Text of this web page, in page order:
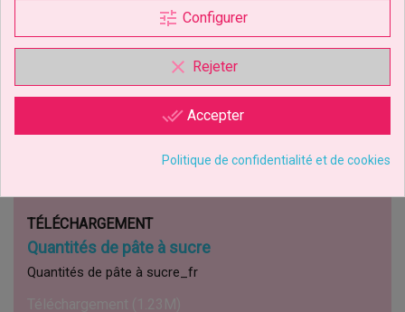
Végan
Végétarien
Végétalien
Références spécifiques
8051277120115
TÉLÉCHARGEMENT
Quantités de pâte à sucre
Quantités de pâte à sucre_fr
tune Configurer
clear Rejeter
done_all Accepter
Politique de confidentialité et de cookies